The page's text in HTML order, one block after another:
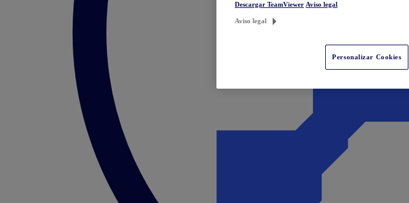
Descargar TeamViewer Aviso legal
Aviso legal
Personalizar Cookies